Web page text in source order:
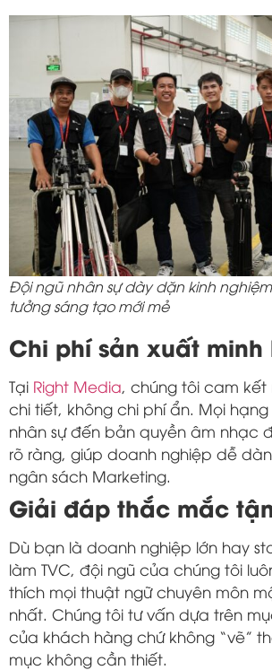
Đội ngũ nhân sự dày dặn kinh
tưởng sáng tạo mới mẻ
Chi phí sản xuất minh
Tại Right Media, chúng tôi cam
chi tiết, không chi phí ẩn. Mọi
nhân sự đến bản quyền âm nhạc
rõ ràng, giúp doanh nghiệp dễ
ngân sách Marketing.
Giải đáp thắc mắc
Dù bạn là doanh nghiệp lớn hay
làm TVC, đội ngũ của chúng tôi
thích mọi thuật ngữ chuyên môn
nhất. Chúng tôi tư vấn dựa trên
của khách hàng chứ không “vẽ”
mục không cần thiết.